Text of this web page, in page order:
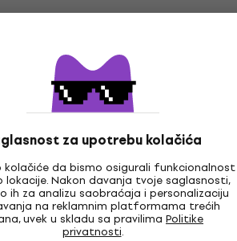
za upotrebu kolačića
kolačiće da bismo osigurali funkcionalnost
lokacije. Nakon davanja tvoje saglasnosti,
ih za analizu saobraćaja i personalizaciju
na reklamnim platformama trećih
uvek u skladu sa pravilima Politike
privatnosti.